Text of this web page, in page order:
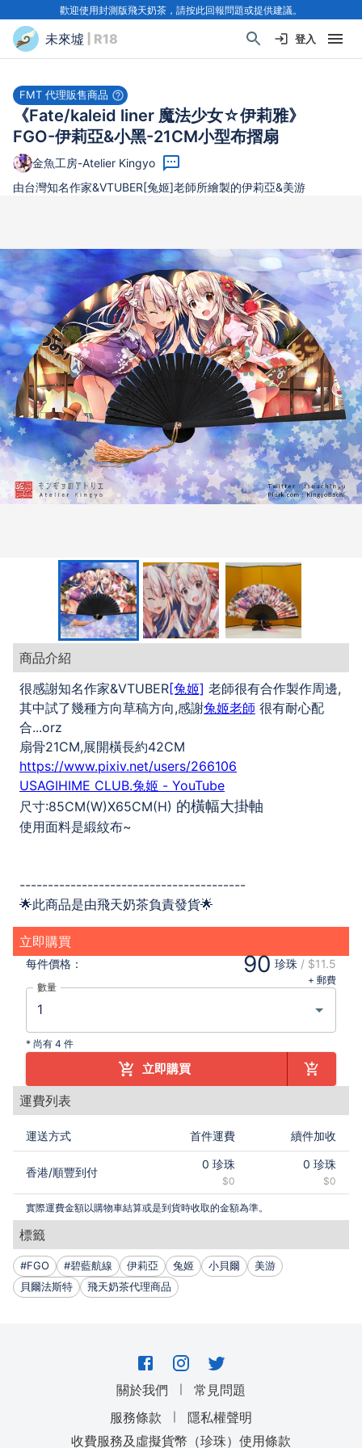
歡迎使用封測版飛天奶茶，請按此回報問題或提供建議。
未來墟 | R18 登入
FMT 代理販售商品
《Fate/kaleid liner 魔法少女☆伊莉雅》
FGO-伊莉亞&小黑-21CM小型布摺扇
金魚工房-Atelier Kingyo
由台灣知名作家&VTUBER[兔姬]老師所繪製的伊莉亞&美游
商品介紹
很感謝知名作家&VTUBER[兔姬] 老師很有合作製作周邊,
其中試了幾種方向草稿方向,感謝兔姬老師 很有耐心配
合...orz
扇骨21CM,展開橫長約42CM
https://www.pixiv.net/users/266106
USAGIHIME CLUB.兔姬 - YouTube
尺寸:85CM(W)X65CM(H) 的橫幅大掛軸
使用面料是緞紋布~
----------------------------------------
🌟此商品是由飛天奶茶負責發貨🌟
立即購買
每件價格： 90 珍珠 / $11.5
+ 郵費
數量
* 尚有 4 件
立即購買
運費列表
運送方式 首件運費 續件加收
香港/順豐到付
0 珍珠
$0
0 珍珠
$0
實際運費金額以購物車結算或是到貨時收取的金額為準。
標籤
#FGO #碧藍航線 伊莉亞 兔姬 小貝爾
美游
貝爾法斯特
飛天奶茶代理商品
關於我們 ｜
常見問題
服務條款
｜
隱私權聲明
收費服務及虛擬貨幣（珍珠）使用條款